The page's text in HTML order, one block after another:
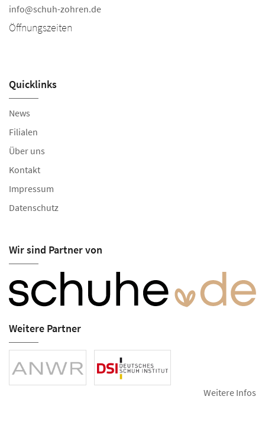
info@schuh-zohren.de
Öffnungszeiten
Quicklinks
News
Filialen
Über uns
Kontakt
Impressum
Datenschutz
Wir sind Partner von
Weitere Partner
Weitere Infos